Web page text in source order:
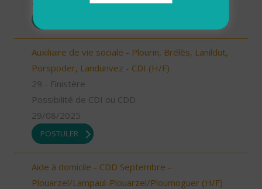
Auxiliaire de vie sociale - Plourin, Brélès, Lanildut,
Porspoder, Landunvez - CDI (H/F)
29 - Finistère
Possibilité de CDI ou CDD
29/08/2025
POSTULER
Aide à domicile - CDD Septembre -
Plouarzel/Lampaul-Plouarzel/Ploumoguer (H/F)